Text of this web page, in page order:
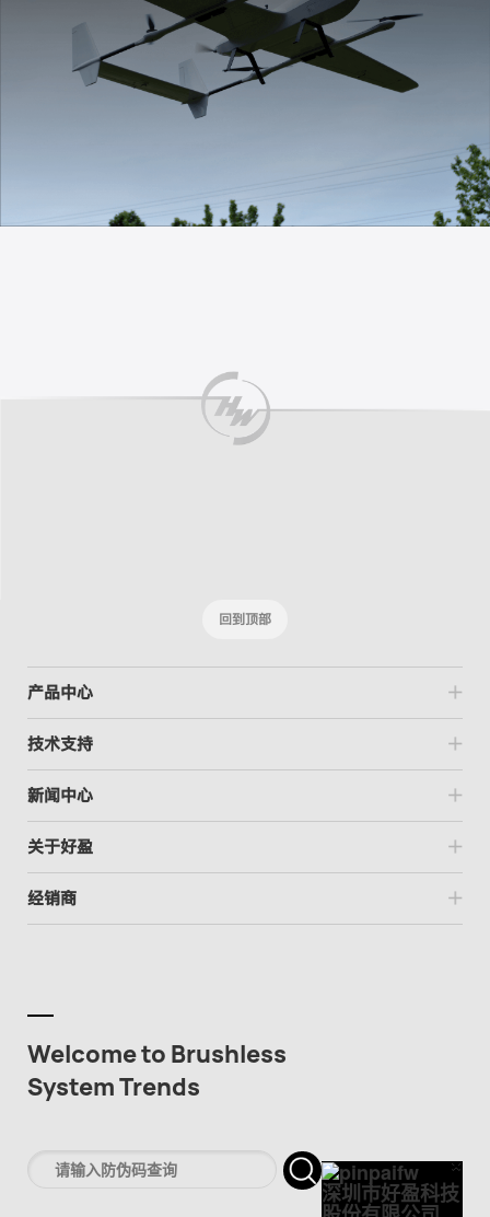
回到顶部
产品中心
技术支持
新闻中心
关于好盈
经销商
Welcome to Brushless
System Trends
×
深圳市好盈科技